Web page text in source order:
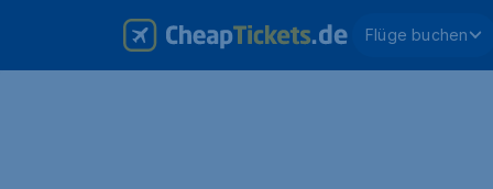
Flüge buchen